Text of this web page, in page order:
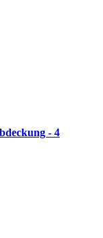
- 4